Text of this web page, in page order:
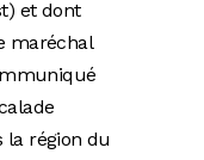
et dont
maréchal
la région du